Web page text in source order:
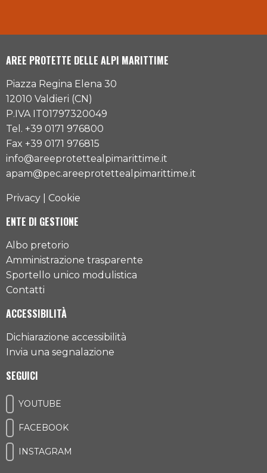
AREE PROTETTE DELLE ALPI MARITTIME
Piazza Regina Elena 30
12010 Valdieri (CN)
P.IVA IT01797320049
Tel. +39 0171 976800
Fax +39 0171 976815
info@areeprotettealpimarittime.it
apam@pec.areeprotettealpimarittime.it
Privacy Cookie
ENTE DI GESTIONE
Albo pretorio
Amministrazione trasparente
Sportello unico modulistica
Contatti
ACCESSIBILITÀ
Dichiarazione accessibilità
Invia una segnalazione
SEGUICI
YOUTUBE
FACEBOOK
INSTAGRAM